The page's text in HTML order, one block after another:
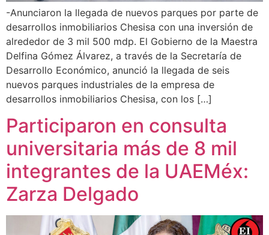
-Anunciaron la llegada de nuevos parques por parte de
desarrollos inmobiliarios Chesisa con una inversión de
alrededor de 3 mil 500 mdp. El Gobierno de la Maestra
Delfina Gómez Álvarez, a través de la Secretaría de
Desarrollo Económico, anunció la llegada de seis
nuevos parques industriales de la empresa de
desarrollos inmobiliarios Chesisa, con los […]
Participaron en consulta
universitaria más de 8 mil
integrantes de la UAEMéx:
Zarza Delgado